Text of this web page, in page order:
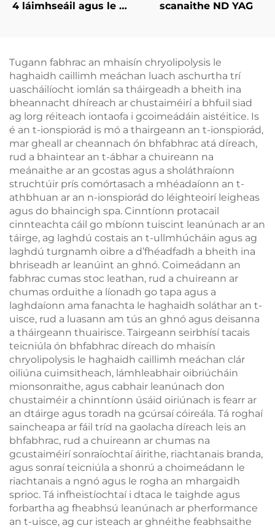
4 láimhseáil agus le 8
criothaireacht, le
laghdú meáchan
scanaithe ND YAG
Tugann fabhrac an mhaisín chryolipolysis le
haghaidh caillimh meáchan luach aschurtha trí
uascháilíocht iomlán sa tháirgeadh a bheith ina
bheannacht dhíreach ar chustaiméirí a bhfuil siad
ag lorg réiteach iontaofa i gcoimeádáin aistéitice. Is
é an t-ionspiorád is mó a thairgeann an t-ionspiorád,
mar gheall ar cheannach ón bhfabhrac atá díreach,
rud a bhaintear an t-ábhar a chuireann na
meánaithe ar an gcostas agus a sholáthraíonn
struchtúir prís comórtasach a mhéadaíonn an t-
athbhuan ar an n-ionspiorád do léighteoirí leigheas
agus do bhaincigh spa. Cinntíonn protacail
cinnteachta cáil go mbíonn tuiscint leanúnach ar an
táirge, ag laghdú costais an t-ullmhúcháin agus ag
laghdú turgnamh oibre a d’fhéadfadh a bheith ina
bhriseadh ar leanúint an ghnó. Coimeádann an
fabhrac cumas stoc leathan, rud a chuireann ar
chumas orduithe a líonadh go tapa agus a
laghdaíonn ama fanachta le haghaidh soláthar an t-
uisce, rud a luasann am tús an ghnó agus deisanna
a tháirgeann thuairisce. Tairgeann seirbhísí tacais
teicniúla ón bhfabhrac díreach do mhaisín
chryolipolysis le haghaidh caillimh meáchan clár
oiliúna cuimsitheach, lámhleabhair oibriúcháin
mionsonraithe, agus cabhair leanúnach don
chustaiméir a chinntíonn úsáid oiriúnach is fearr ar
an dtáirge agus toradh na gcúrsaí cóireála. Tá roghaí
saincheapa ar fáil tríd na gaolacha díreach leis an
bhfabhrac, rud a chuireann ar chumas na
gcustaiméirí sonraíochtaí áirithe, riachtanais branda,
agus sonraí teicniúla a shonrú a choimeádann le
riachtanais a ngnó agus le rogha an mhargaidh
sprioc. Tá infheistíochtaí i dtaca le taighde agus
forbartha ag fheabhsú leanúnach ar pherformance
an t-uisce, ag cur isteach ar ghnéithe feabhsaithe